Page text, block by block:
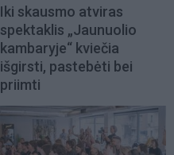
Iki skausmo atviras
spektaklis „Jaunuolio
kambaryje“ kviečia
išgirsti, pastebėti bei
priimti